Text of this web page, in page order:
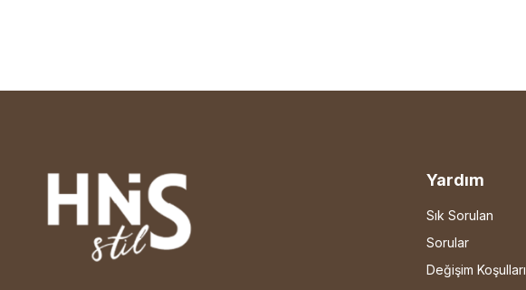
Yardım
Sık Sorulan
Sorular
Değişim Koşulları